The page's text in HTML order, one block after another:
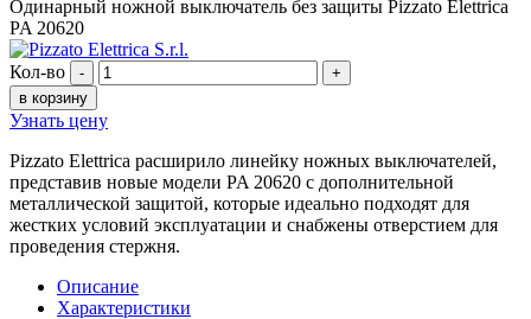
Одинарный ножной выключатель без защиты Pizzato Elettrica
PA 20620
Кол-во -
+
в корзину
Узнать цену
Pizzato Elettrica расширило линейку ножных выключателей,
представив новые модели PA 20620 с дополнительной
металлической защитой, которые идеально подходят для
жестких условий эксплуатации и снабжены отверстием для
проведения стержня.
Описание
Характеристики